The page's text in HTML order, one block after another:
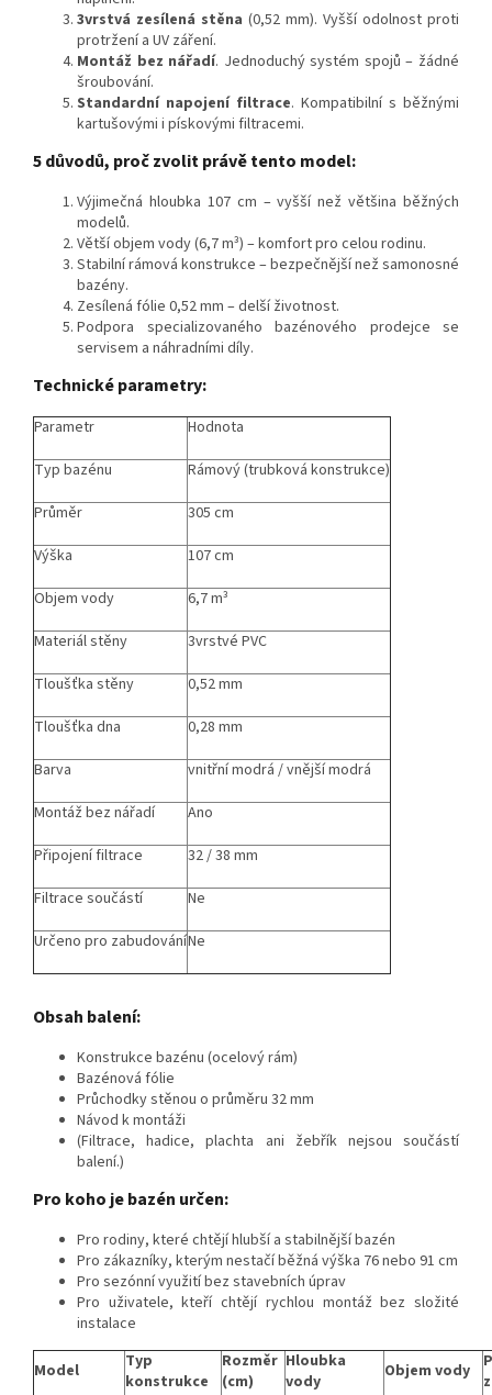
3vrstvá zesílená stěna (0,52 mm). Vyšší odolnost proti
protržení a UV záření.
Montáž bez nářadí. Jednoduchý systém spojů – žádné
šroubování.
Standardní napojení filtrace. Kompatibilní s běžnými
kartušovými i pískovými filtracemi.
5 důvodů, proč zvolit právě tento model:
Výjimečná hloubka 107 cm – vyšší než většina běžných
modelů.
Větší objem vody (6,7 m³) – komfort pro celou rodinu.
Stabilní rámová konstrukce – bezpečnější než samonosné
bazény.
Zesílená fólie 0,52 mm – delší životnost.
Podpora specializovaného bazénového prodejce se
servisem a náhradními díly.
Technické parametry:
Parametr
Hodnota
Typ bazénu
Rámový (trubková konstrukce)
Průměr
305 cm
Výška
107 cm
Objem vody
6,7 m³
Materiál stěny
3vrstvé PVC
Tloušťka stěny
0,52 mm
Tloušťka dna
0,28 mm
Barva
vnitřní modrá / vnější modrá
Montáž bez nářadí
Ano
Připojení filtrace
32 / 38 mm
Filtrace součástí
Ne
Určeno pro zabudováníNe
Obsah balení:
Konstrukce bazénu (ocelový rám)
Bazénová fólie
Průchodky stěnou o průměru 32 mm
Návod k montáži
(Filtrace, hadice, plachta ani žebřík nejsou součástí
balení.)
Pro koho je bazén určen:
Pro rodiny, které chtějí hlubší a stabilnější bazén
Pro zákazníky, kterým nestačí běžná výška 76 nebo 91 cm
Pro sezónní využití bez stavebních úprav
Pro uživatele, kteří chtějí rychlou montáž bez složité
instalace
Model
Typ
konstrukce
Rozměr
(cm)
Hloubka
vody
Objem vody